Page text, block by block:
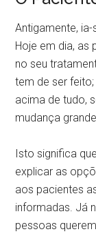
Antigamente,
Hoje em dia, as
no seu
tem de ser
acima de tudo,
mudança
Isto significa
explicar as
aos pacientes
informadas. Já
pessoas